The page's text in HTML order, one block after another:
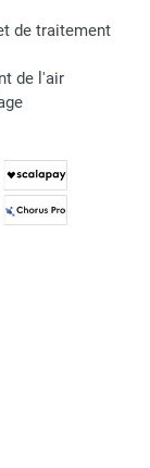
de traitement
de l'air